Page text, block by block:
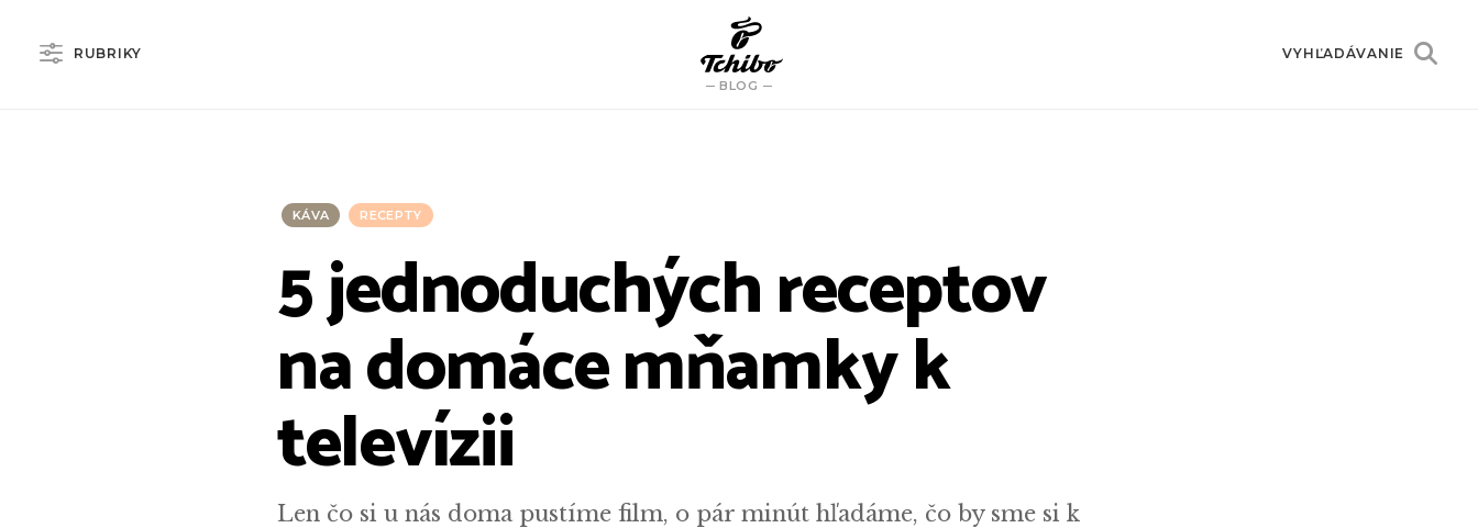
RUBRIKY
BLOG
VYHĽADÁVANIE
KÁVA RECEPTY
5 jednoduchých receptov
na domáce mňamky k
televízii
Len čo si u nás doma pustíme film, o pár minút hľadáme, čo by sme si k